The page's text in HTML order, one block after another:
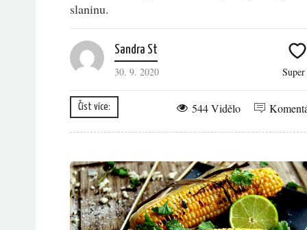
slaninu.
Sandra St
30. 9. 2020
Super
Číst více: 544 Vidělo